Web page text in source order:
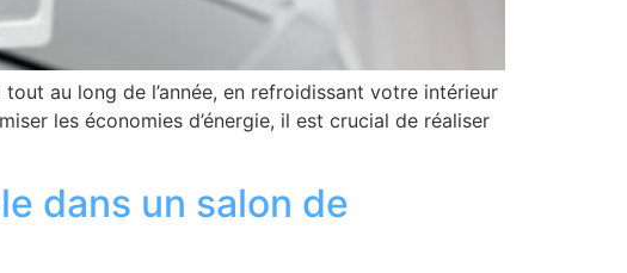
au long de l’année, en refroidissant votre intérieur
les économies d’énergie, il est crucial de réaliser
dans un salon de